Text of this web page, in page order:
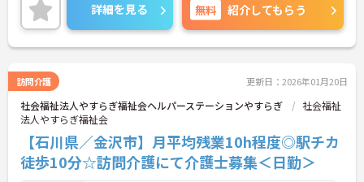
詳細を見る 無料 紹介してもらう
訪問介護 更新日：2026年01月20日
社会福祉法人やすらぎ福祉会ヘルパーステーションやすらぎ
社会福祉
法人やすらぎ福祉会
【石川県／金沢市】月平均残業10h程度◎駅チカ
徒歩10分☆訪問介護にて介護士募集＜日勤＞